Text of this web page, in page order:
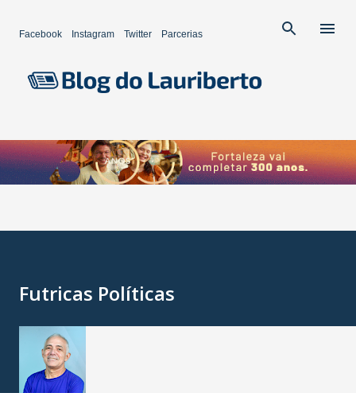
Facebook Instagram Twitter Parcerias
Futricas Políticas